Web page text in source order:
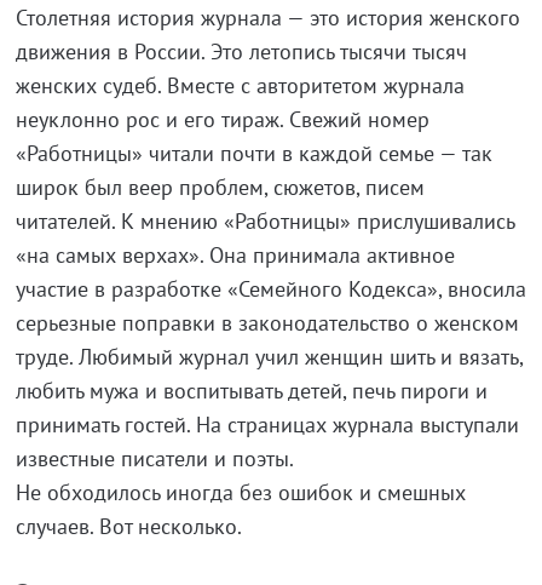
Столетняя история журнала — это история женского
движения в России. Это летопись тысячи тысяч
женских судеб. Вместе с авторитетом журнала
неуклонно рос и его тираж. Свежий номер
«Работницы» читали почти в каждой семье — так
широк был веер проблем, сюжетов, писем
читателей. К мнению «Работницы» прислушивались
«на самых верхах». Она принимала активное
участие в разработке «Семейного Кодекса», вносила
серьезные поправки в законодательство о женском
труде. Любимый журнал учил женщин шить и вязать,
любить мужа и воспитывать детей, печь пироги и
принимать гостей. На страницах журнала выступали
известные писатели и поэты.
Не обходилось иногда без ошибок и смешных
случаев. Вот несколько.